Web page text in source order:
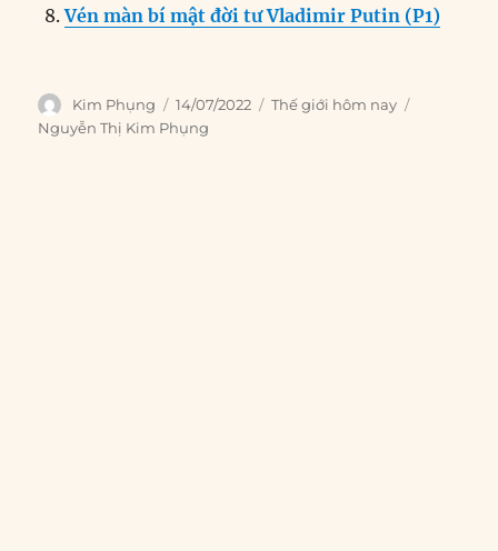
Vén màn bí mật đời tư Vladimir Putin (P1)
Author
Kim Phụng
Posted
on
14/07/2022 Categories
Thế giới hôm nay
Nguyễn Thị Kim Phụng